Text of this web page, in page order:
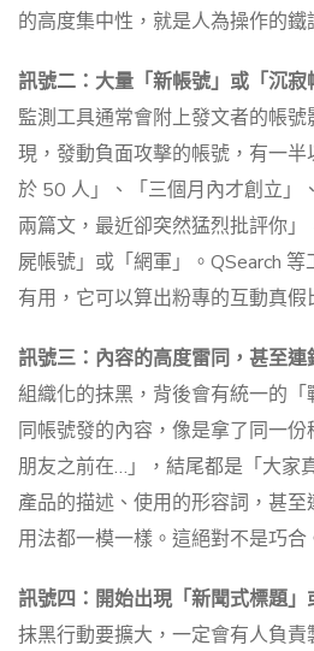
的高度集中性，就是人為操作的鐵
訊號二：大量「新帳號」或「沉
監測工具通常會附上發文者的帳
現，發動負面攻擊的帳號，有一
於 50 人」、「三個月內才創立」
兩篇文，最近卻突然猛烈批評你
屍帳號」或「網軍」。QSearch
有用，它可以算出粉專的互動真假
訊號三：內容的高度雷同，甚至連
組織化的抹黑，背後會有統一的
同帳號發的內容，像是拿了同一
朋友之前在…」，結尾都是「大家
產品的描述、使用的形容詞，甚
用法都一模一樣。這絕對不是巧合
訊號四：開始出現「新聞式標題」
抹黑行動要擴大，一定會有人負